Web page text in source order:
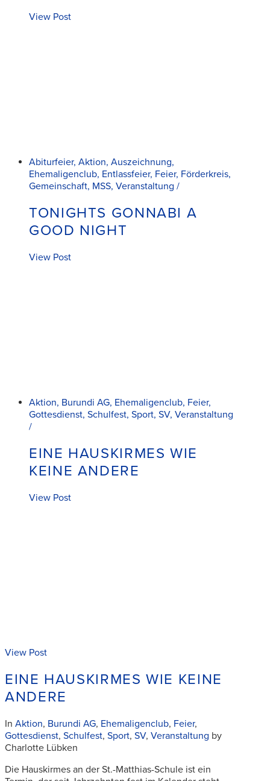
View Post
Abiturfeier, Aktion, Auszeichnung,
Ehemaligenclub, Entlassfeier, Feier, Förderkreis,
Gemeinschaft, MSS, Veranstaltung /
TONIGHTS GONNABI A
GOOD NIGHT
View Post
Aktion, Burundi AG, Ehemaligenclub, Feier,
Gottesdienst, Schulfest, Sport, SV, Veranstaltung
/
EINE HAUSKIRMES WIE
KEINE ANDERE
View Post
View Post
EINE HAUSKIRMES WIE KEINE
ANDERE
In Aktion, Burundi AG, Ehemaligenclub, Feier,
Gottesdienst, Schulfest, Sport, SV, Veranstaltung by
Charlotte Lübken
Die Hauskirmes an der St.-Matthias-Schule ist ein